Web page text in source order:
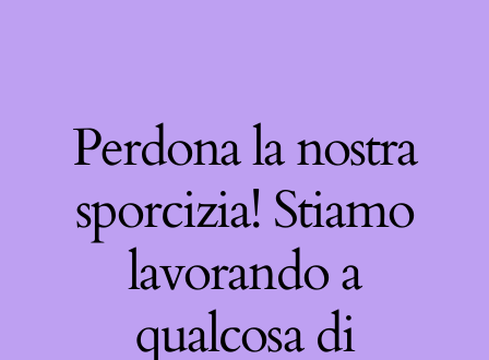
Perdona la nostra
sporcizia! Stiamo
lavorando a
qualcosa di